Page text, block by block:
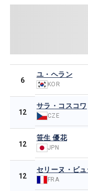
6
ユ・ヘラン
KOR
12
サラ・コスコワ
CZE
12
笹生 優花
JPN
12
セリーヌ・ビ
FRA